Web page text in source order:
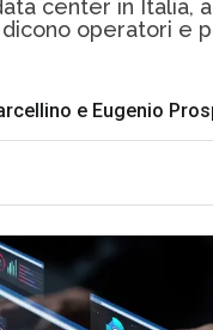
center in Italia,
dicono operatori e
e Eugenio